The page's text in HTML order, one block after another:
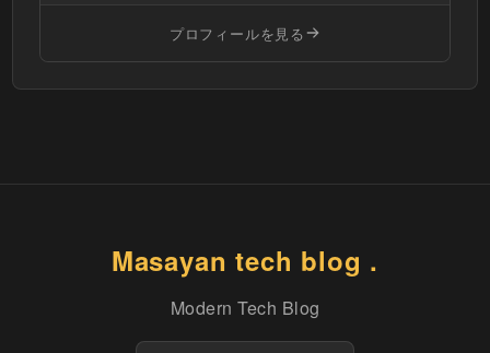
プロフィールを見る
Masayan tech blog .
Modern Tech Blog